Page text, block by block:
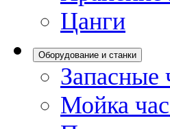
Цанги
Оборудование и станки
Запасные
Мойка